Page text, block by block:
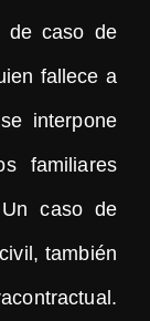
de caso de
fallece a
interpone
familiares
caso de
también